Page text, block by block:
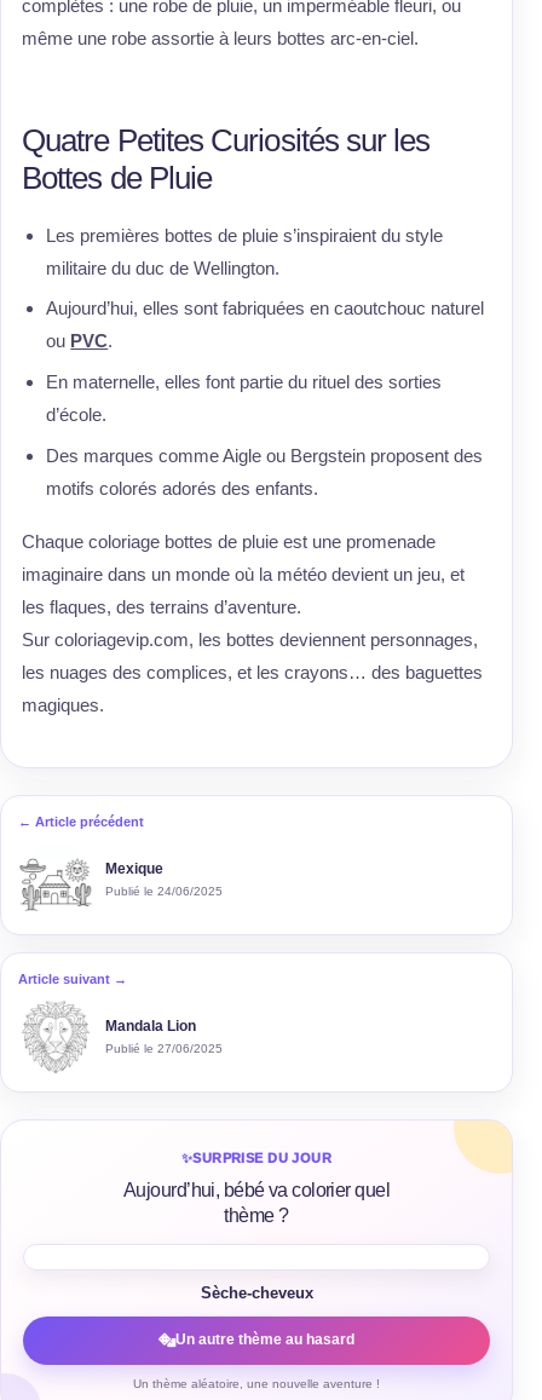
complètes : une robe de pluie, un imperméable fleuri, ou
même une robe assortie à leurs bottes arc-en-ciel.
Quatre Petites Curiosités sur les
Bottes de Pluie
Les premières bottes de pluie s’inspiraient du style
militaire du duc de Wellington.
Aujourd’hui, elles sont fabriquées en caoutchouc naturel
ou PVC.
En maternelle, elles font partie du rituel des sorties
d’école.
Des marques comme Aigle ou Bergstein proposent des
motifs colorés adorés des enfants.
Chaque coloriage bottes de pluie est une promenade
imaginaire dans un monde où la météo devient un jeu, et
les flaques, des terrains d’aventure.
Sur coloriagevip.com, les bottes deviennent personnages,
les nuages des complices, et les crayons… des baguettes
magiques.
← Article précédent
Mexique
Publié le 24/06/2025
Article suivant →
Mandala Lion
Publié le 27/06/2025
✨SURPRISE DU JOUR
Aujourd’hui, bébé va colorier quel
thème ?
Sèche-cheveux
Un autre thème au hasard
Un thème aléatoire, une nouvelle aventure !